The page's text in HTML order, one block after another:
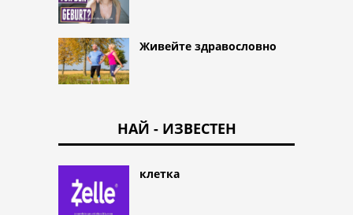
Живейте здравословно
НАЙ - ИЗВЕСТЕН
клетка